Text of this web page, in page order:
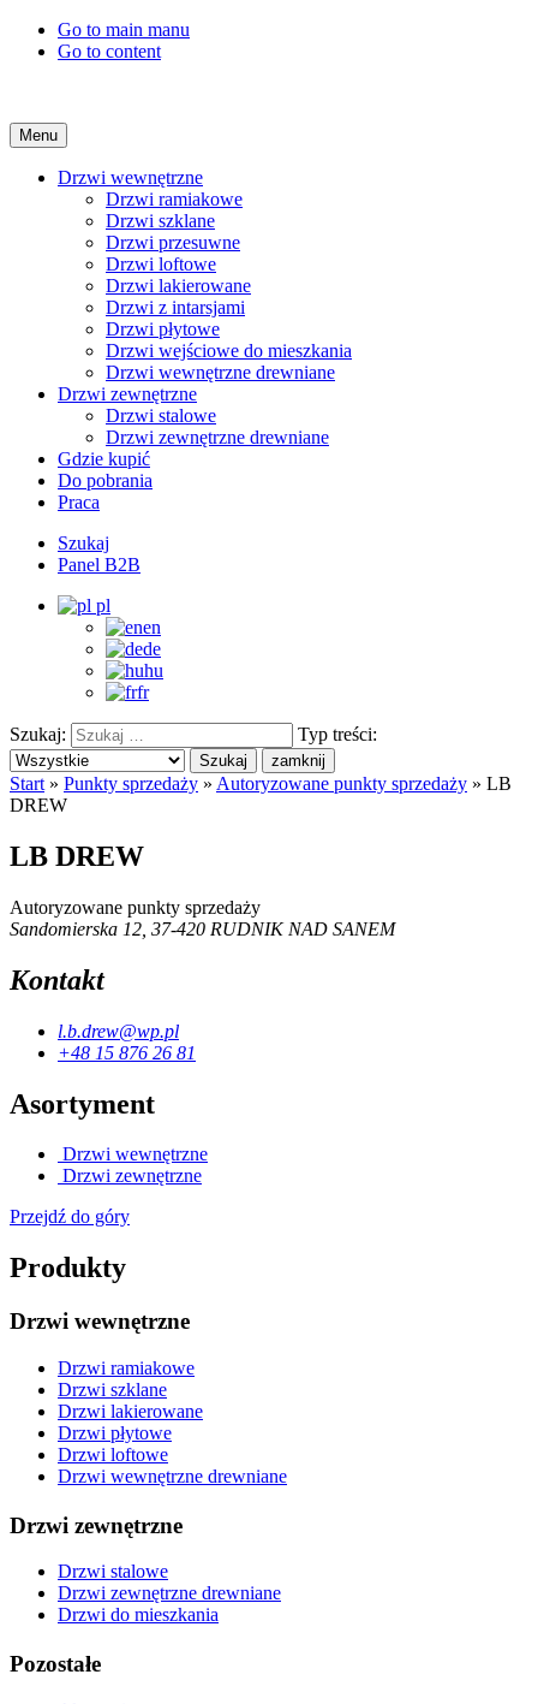
Go to main manu
Go to content
Menu
Drzwi wewnętrzne
Drzwi ramiakowe
Drzwi szklane
Drzwi przesuwne
Drzwi loftowe
Drzwi lakierowane
Drzwi z intarsjami
Drzwi płytowe
Drzwi wejściowe do mieszkania
Drzwi wewnętrzne drewniane
Drzwi zewnętrzne
Drzwi stalowe
Drzwi zewnętrzne drewniane
Gdzie kupić
Do pobrania
Praca
Szukaj
Panel B2B
pl
en
de
hu
fr
Szukaj: Typ treści:
Szukaj zamknij
Start » Punkty sprzedaży » Autoryzowane punkty sprzedaży » LB
DREW
LB DREW
Autoryzowane punkty sprzedaży
Sandomierska 12, 37-420 RUDNIK NAD SANEM
Kontakt
l.b.drew@wp.pl
+48 15 876 26 81
Asortyment
Drzwi wewnętrzne
Drzwi zewnętrzne
Przejdź do góry
Produkty
Drzwi wewnętrzne
Drzwi ramiakowe
Drzwi szklane
Drzwi lakierowane
Drzwi płytowe
Drzwi loftowe
Drzwi wewnętrzne drewniane
Drzwi zewnętrzne
Drzwi stalowe
Drzwi zewnętrzne drewniane
Drzwi do mieszkania
Pozostałe